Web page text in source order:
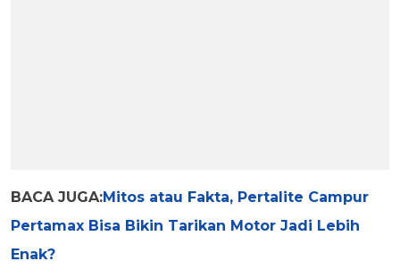
BACA JUGA:Mitos atau Fakta, Pertalite Campur
Pertamax Bisa Bikin Tarikan Motor Jadi Lebih
Enak?